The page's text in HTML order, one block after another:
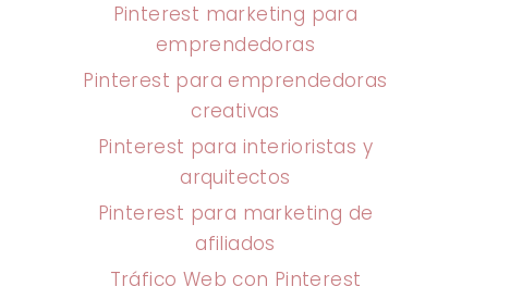
Pinterest marketing para
emprendedoras
Pinterest para emprendedoras
creativas
Pinterest para interioristas y
arquitectos
Pinterest para marketing de
afiliados
Tráfico Web con Pinterest